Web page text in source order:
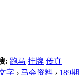
: 跑马 挂牌 传真
字 › 马会资料 › 189